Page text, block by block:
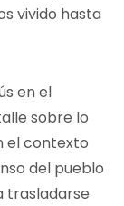
vivido hasta
en el
sobre lo
el contexto
del pueblo
trasladarse